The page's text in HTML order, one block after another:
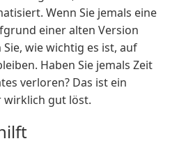
Wenn Sie jemals eine
einer alten Version
wie wichtig es ist, auf
Haben Sie jemals Zeit
verloren? Das ist ein
wirklich gut löst.